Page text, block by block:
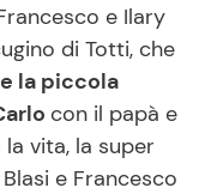
e Ilary
di Totti, che
la piccola
con il papà e
vita, la super
e Francesco